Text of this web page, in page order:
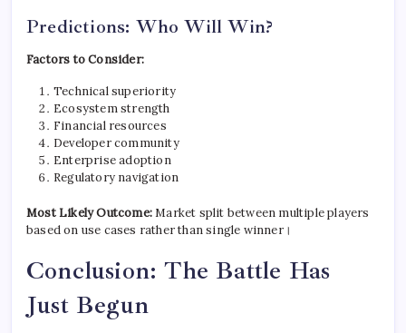
Predictions: Who Will Win?
Factors to Consider:
Technical superiority
Ecosystem strength
Financial resources
Developer community
Enterprise adoption
Regulatory navigation
Most Likely Outcome:Market split between multiple players
based on use cases rather than single winner।
Conclusion: The Battle Has
Just Begun